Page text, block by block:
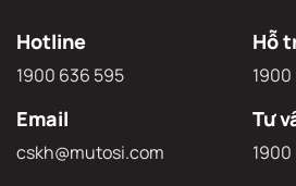
Hotline
1900 636 595
Hỗ
Email
cskh@mutosi.com
Tư